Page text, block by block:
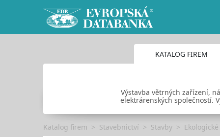
KATALOG FIREM
Výstavba větrných zařízení,
elektrárenských společností.
Katalog firem Stavebnictví Stavby